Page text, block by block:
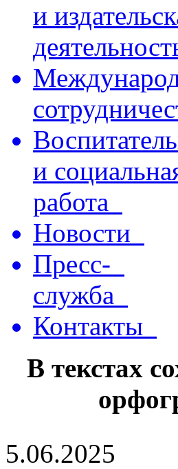
и
и
работа
Новости
Пресс-
служба
Контакты
В текстах
5.06.2025